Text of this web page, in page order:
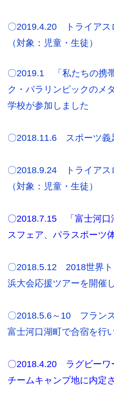
〇2019.4.20 トライアス
（対象：児童・生徒）
〇2019.1 「私たちの携
ク・パラリンピックのメ
学校が参加しました
〇2018.11.6 スポーツ義
〇2018.9.24 トライアス
（対象：児童・生徒）
〇2018.7.15 「富士河口
スフェア、パラスポーツ
〇2018.5.12 2018世界
浜大会応援ツアーを開催
〇2018.5.6～10 フラン
富士河口湖町で合宿を行
〇2018.4.20 ラグビー
チームキャンプ地に内定